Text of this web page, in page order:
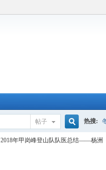
帖子
搜
热搜:
2018年甲岗峰登山队队医总结——杨洲